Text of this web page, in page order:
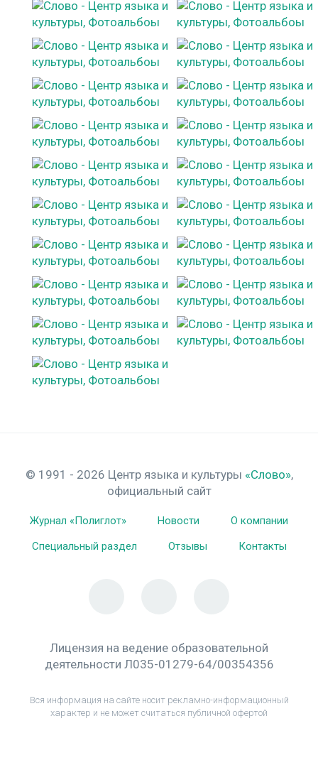
© 1991 - 2026 Центр языка и культуры «Слово»,
официальный сайт
Журнал «Полиглот» Новости
О компании
Специальный раздел
Отзывы Контакты
Лицензия на ведение образовательной
деятельности Л035-01279-64/00354356
Вся информация на сайте носит рекламно-информационный
характер и не может считаться публичной офертой